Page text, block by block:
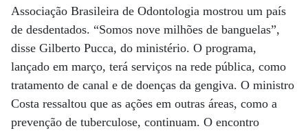
Associação Brasileira de Odontologia mostrou um país
de desdentados. “Somos nove milhões de banguelas”,
disse Gilberto Pucca, do ministério. O programa,
lançado em março, terá serviços na rede pública, como
tratamento de canal e de doenças da gengiva. O ministro
Costa ressaltou que as ações em outras áreas, como a
prevenção de tuberculose, continuam. O encontro